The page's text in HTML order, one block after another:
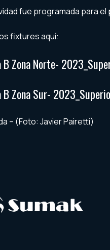
fue programada para
fixtures aquí:
Zona Norte-
Zona Sur-
– (Foto: Javier Pairetti)